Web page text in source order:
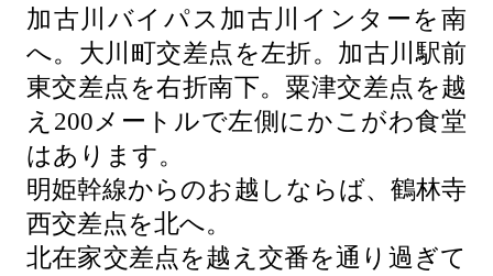
加古川バイパス加古川インターを南
へ。大川町交差点を左折。加古川駅前
東交差点を右折南下。粟津交差点を越
え200メートルで左側にかこがわ食堂
はあります。
明姫幹線からのお越しならば、鶴林寺
西交差点を北へ。
北在家交差点を越え交番を通り過ぎて